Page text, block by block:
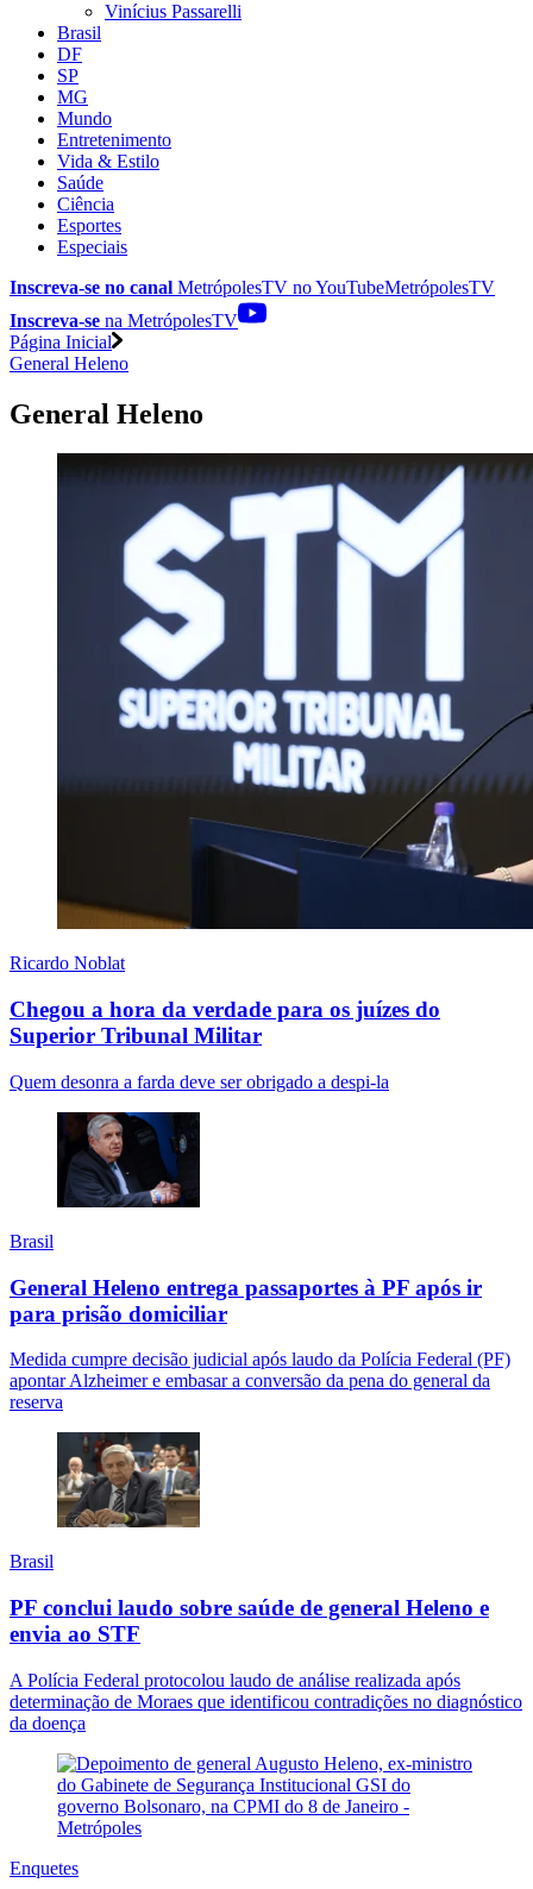
Vinícius Passarelli
Brasil
DF
SP
MG
Mundo
Entretenimento
Vida & Estilo
Saúde
Ciência
Esportes
Especiais
Inscreva-se no canal MetrópolesTV noYouTubeMetrópolesTV
Inscreva-se na MetrópolesTV
Página Inicial
General Heleno
General Heleno
Ricardo Noblat
Chegou a hora da verdade para os juízes do
Superior Tribunal Militar
Quem desonra a farda deve ser obrigado a despi-la
Brasil
General Heleno entrega passaportes à PF após ir
para prisão domiciliar
Medida cumpre decisão judicial após laudo da Polícia Federal (PF)
apontar Alzheimer e embasar a conversão da pena do general da
reserva
Brasil
PF conclui laudo sobre saúde de general Heleno e
envia ao STF
A Polícia Federal protocolou laudo de análise realizada após
determinação de Moraes que identificou contradições no diagnóstico
da doença
Enquetes